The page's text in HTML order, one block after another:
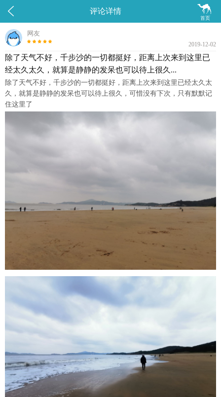
 
首页
评论详情
网友
2019-12-02
除了天气不好，千步沙的一切都挺好，距离上次来到这里已
经太久太久，就算是静静的发呆也可以待上很久...
除了天气不好，千步沙的一切都挺好，距离上次来到这里已经太久太
久，就算是静静的发呆也可以待上很久，可惜没有下次，只有默默记
住这里了